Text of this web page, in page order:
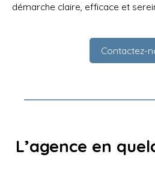
démarche claire, efficace et
Contactez-
L’agence en